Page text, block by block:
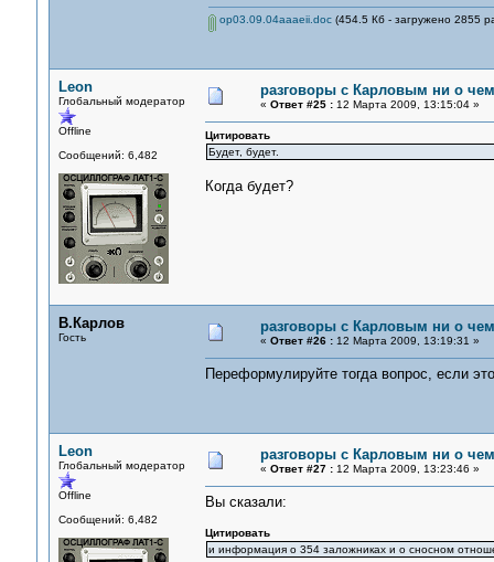
op03.09.04aaaeii.doc(454.5 Кб - загружено 2855
Leon
Глобальный модератор
Offline
Сообщений: 6,482
разговоры с Карловым ни о
« Ответ #25 :12 Марта 2009, 13:15:04 »
Цитировать
Будет, будет.
Когда будет?
В.Карлов
Гость
разговоры с Карловым ни о
« Ответ #26 :12 Марта 2009, 13:19:31 »
Переформулируйте тогда вопрос, если
Leon
Глобальный модератор
Offline
Сообщений: 6,482
разговоры с Карловым ни о
« Ответ #27 :12 Марта 2009, 13:23:46 »
Вы сказали:
Цитировать
и информация о 354 заложниках и о сносном